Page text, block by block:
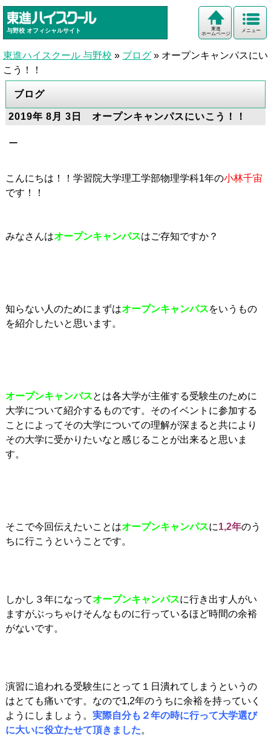
与野校 オフィシャルサイト メニュー
東進
ホームページ
東進ハイスクール 与野校 » ブログ » オープンキャンパスにい
こう！！
ブログ
2019年 8月 3日 オープンキャンパスにいこう！！
ー
こんにちは！！学習院大学理工学部物理学科1年の小林千宙
です！！
みなさんはオープンキャンパスはご存知ですか？
知らない人のためにまずはオープンキャンパスをいうもの
を紹介したいと思います。
オープンキャンパスとは各大学が主催する受験生のために
大学について紹介するものです。そのイベントに参加する
ことによってその大学についての理解が深まると共により
その大学に受かりたいなと感じることが出来ると思いま
す。
そこで今回伝えたいことはオープンキャンパスに1,2年のう
ちに行こうということです。
しかし３年になってオープンキャンパスに行き出す人がい
ますがぶっちゃけそんなものに行っているほど時間の余裕
がないです。
演習に追われる受験生にとって１日潰れてしまうというの
はとても痛いです。なので1,2年のうちに余裕を持っていく
ようにしましょう。 実際自分も２年の時に行って大学選び
に大いに役立たせて頂きました。